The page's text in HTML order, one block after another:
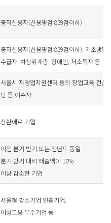
중저신용자(신용평점 839점이하)
중저신용자(신용평점 839점이하), 기초생활
수급자, 차상위계층, 장애인, 저소득자 등
서울시 자영업지원센터 등의 창업교육·컨설
팅 등 이수자
상환애로 기업
이전 분기·반기 또는 전년도 동일
분기·반기 대비 매출액이 10%
이상 감소한 기업
서울형 강소기업 인증기업,
여성고용 우수기업 등